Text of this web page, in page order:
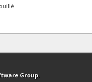
haut Version bas-débit
Group.